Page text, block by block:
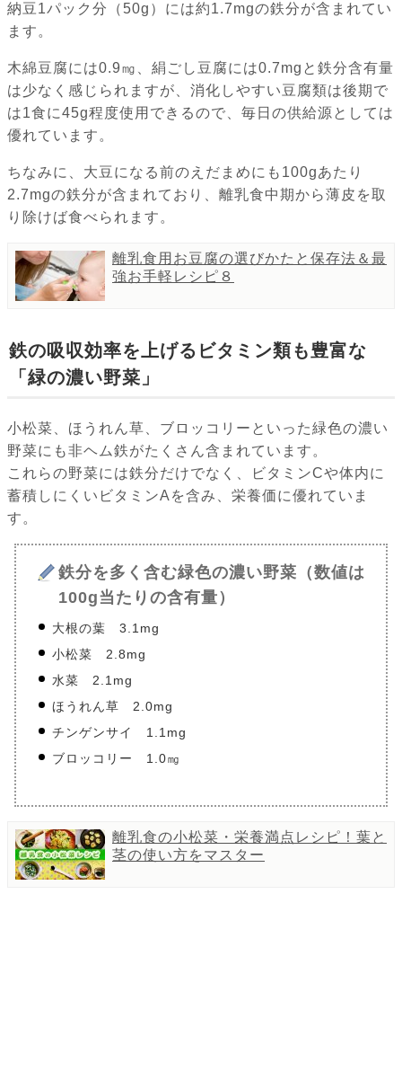
納豆1パック分（50g）には約1.7mgの鉄分が含まれてい
ます。
木綿豆腐には0.9㎎、絹ごし豆腐には0.7mgと鉄分含有量
は少なく感じられますが、消化しやすい豆腐類は後期で
は1食に45g程度使用できるので、毎日の供給源としては
優れています。
ちなみに、大豆になる前のえだまめにも100gあたり
2.7mgの鉄分が含まれており、離乳食中期から薄皮を取
り除けば食べられます。
離乳食用お豆腐の選びかたと保存法＆最
強お手軽レシピ８
鉄の吸収効率を上げるビタミン類も豊富な
「緑の濃い野菜」
小松菜、ほうれん草、ブロッコリーといった緑色の濃い
野菜にも非ヘム鉄がたくさん含まれています。
これらの野菜には鉄分だけでなく、ビタミンCや体内に
蓄積しにくいビタミンAを含み、栄養価に優れていま
す。
鉄分を多く含む緑色の濃い野菜（数値は
100g当たりの含有量）
大根の葉 3.1mg
小松菜 2.8mg
水菜 2.1mg
ほうれん草 2.0mg
チンゲンサイ 1.1mg
ブロッコリー 1.0㎎
離乳食の小松菜・栄養満点レシピ！葉と
茎の使い方をマスター